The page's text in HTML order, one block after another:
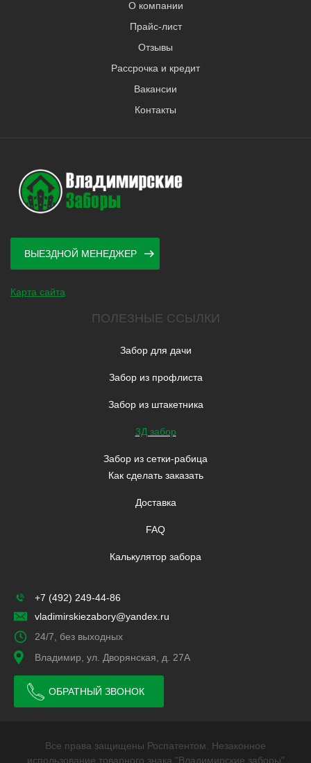
О компании
Прайс-лист
Отзывы
Рассрочка и кредит
Вакансии
Контакты
ВЫЕЗДНОЙ МЕНЕДЖЕР
Карта сайта
ПОЛЕЗНЫЕ ССЫЛКИ
Забор для дачи
Забор из профлиста
Забор из штакетника
3Д забор
Забор из сетки-рабица
Как сделать заказать
Доставка
FAQ
Калькулятор забора
+7 (492) 249-44-86
vladimirskiezabory@yandex.ru
24/7, без выходных
Владимир, ул. Дворянская, д. 27А
ОБРАТНЫЙ ЗВОНОК
Все права защищены Роспатентом. Незаконное
использование товарного знака "Владимирские заборы"